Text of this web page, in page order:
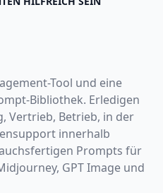
Tool und eine
Bibliothek. Erledigen
Vertrieb, Betrieb, in der
innerhalb
Prompts für
GPT Image und